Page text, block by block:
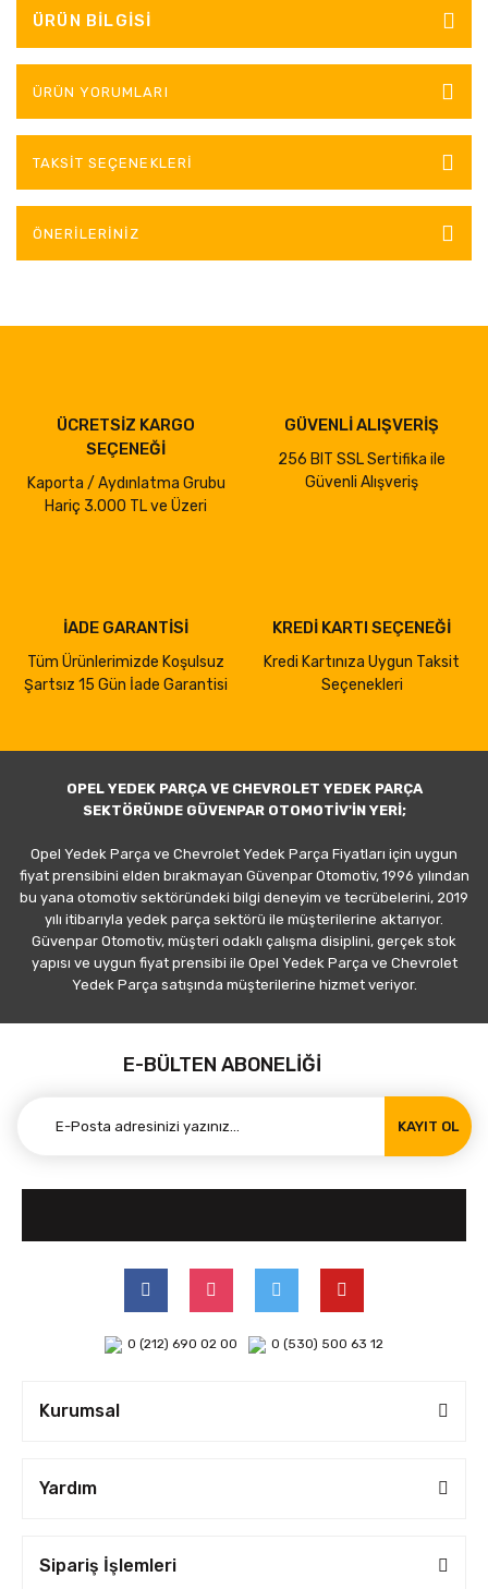
ÜRÜN BILGISI
ÜRÜN YORUMLARI
TAKSIT SEÇENEKLERI
ÖNERILERINIZ
ÜCRETSİZ KARGO
SEÇENEĞİ
Kaporta / Aydınlatma Grubu
Hariç 3.000 TL ve Üzeri
GÜVENLİ ALIŞVERİŞ
256 BIT SSL Sertifika ile
Güvenli Alışveriş
İADE GARANTİSİ
Tüm Ürünlerimizde Koşulsuz
Şartsız 15 Gün İade Garantisi
KREDİ KARTI SEÇENEĞİ
Kredi Kartınıza Uygun Taksit
Seçenekleri
OPEL YEDEK PARÇA VE CHEVROLET YEDEK PARÇA
SEKTÖRÜNDE GÜVENPAR OTOMOTİV'İN YERİ;
Opel Yedek Parça ve Chevrolet Yedek Parça Fiyatları için uygun
fiyat prensibini elden bırakmayan Güvenpar Otomotiv, 1996 yılından
bu yana otomotiv sektöründeki bilgi deneyim ve tecrübelerini, 2019
yılı itibarıyla yedek parça sektörü ile müşterilerine aktarıyor.
Güvenpar Otomotiv, müşteri odaklı çalışma disiplini, gerçek stok
yapısı ve uygun fiyat prensibi ile Opel Yedek Parça ve Chevrolet
Yedek Parça satışında müşterilerine hizmet veriyor.
E-BÜLTEN ABONELİĞİ
KAYIT OL
0 (212) 690 02 00 0 (530) 500 63 12
Kurumsal
Yardım
Sipariş İşlemleri